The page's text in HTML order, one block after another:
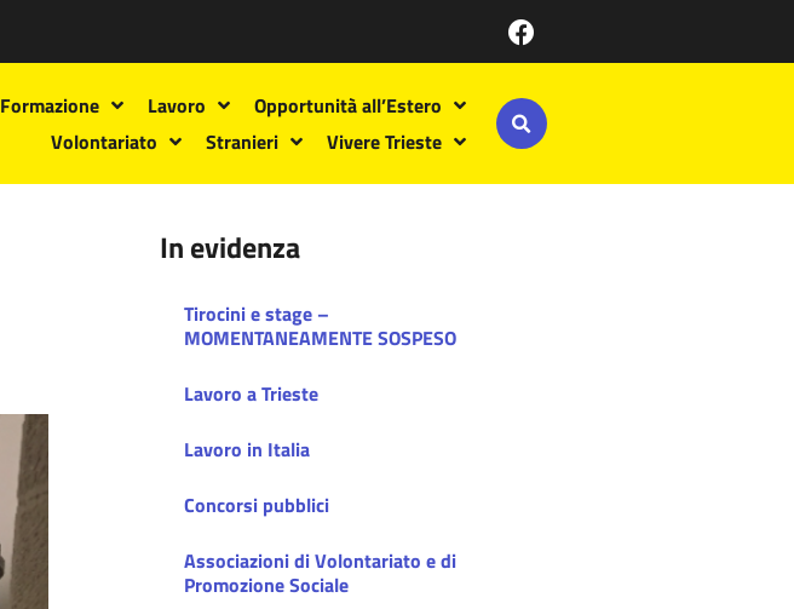
Formazione Lavoro
Opportunità all’Estero
Volontariato
Stranieri Vivere Trieste
In evidenza
Tirocini e stage –
MOMENTANEAMENTE SOSPESO
Lavoro a Trieste
Lavoro in Italia
Concorsi pubblici
Associazioni di Volontariato e di
Promozione Sociale